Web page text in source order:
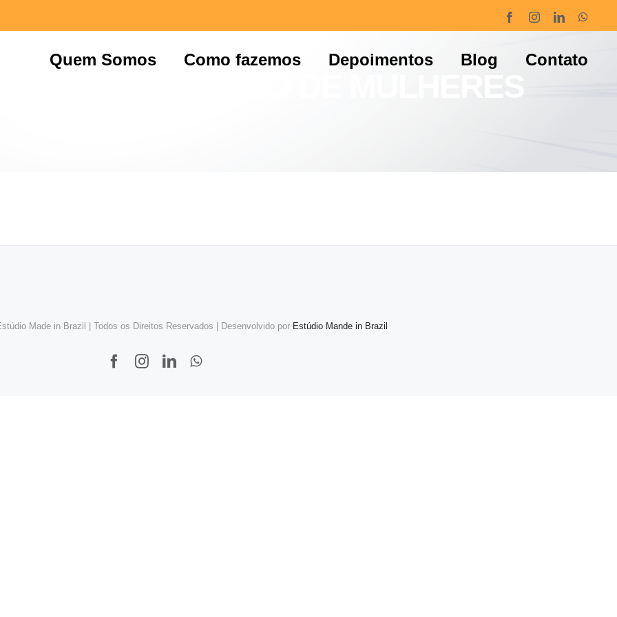
FacebookInstagramLinkedIn
Quem Somos Como fazemos Depoimentos Blog Contato
DO NUCLEO DE MULHERES
Made in Brazil | Todos os Direitos Reservados | Desenvolvido por Estúdio Mande in Brazil
Facebook
Instagram
LinkedInWhatsApp